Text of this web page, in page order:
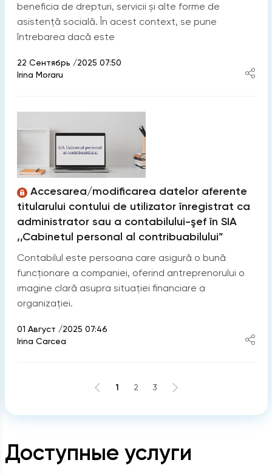
Доступные услуги
beneficia de drepturi, servicii și alte forme de
asistență socială. În acest context, se pune
întrebarea dacă este
22 Сентябрь /2025 07:50
Irina Moraru
Accesarea/modificarea datelor aferente
titularului contului de utilizator înregistrat ca
administrator sau a contabilului-şef în SIA
,,Cabinetul personal al contribuabilului”
Contabilul este persoana care asigură o bună
funcționare a companiei, oferind antreprenorului o
imagine clară asupra situației financiare a
organizației.
01 Август /2025 07:46
Irina Carcea
1 2 3